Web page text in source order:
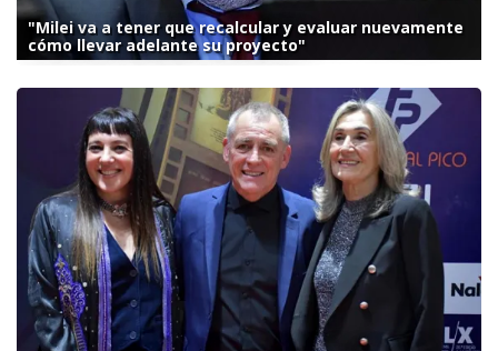
"Milei va a tener que recalcular y evaluar nuevamente
cómo llevar adelante su proyecto"